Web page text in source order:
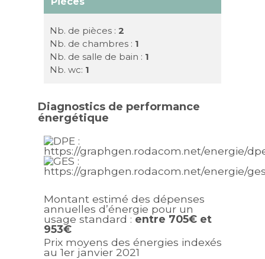
Nb. de pièces :2
Nb. de chambres : 1
Nb. de salle de bain : 1
Nb. wc: 1
Diagnostics de performance
énergétique
Montant estimé des dépenses
annuelles d’énergie pour un
usage standard : entre 705€ et
953€
Prix moyens des énergies indexés
au 1er janvier 2021